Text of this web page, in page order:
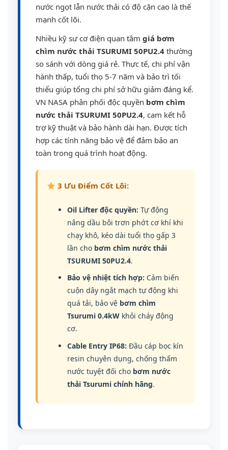
nước ngọt lẫn nước thải có độ cặn cao là thế
mạnh cốt lõi.
Nhiều kỹ sư cơ điện quan tâm giá bơm
chìm nước thải TSURUMI 50PU2.4 thường
so sánh với dòng giá rẻ. Thực tế, chi phí vận
hành thấp, tuổi thọ 5-7 năm và bảo trì tối
thiểu giúp tổng chi phí sở hữu giảm đáng kể.
VN NASA phân phối độc quyền bơm chìm
nước thải TSURUMI 50PU2.4, cam kết hỗ
trợ kỹ thuật và bảo hành dài hạn. Được tích
hợp các tính năng bảo vệ để đảm bảo an
toàn trong quá trình hoạt động.
3 Ưu Điểm Cốt Lõi:
Oil Lifter độc quyền: Tự động
nâng dầu bôi trơn phớt cơ khí khi
chạy khô, kéo dài tuổi thọ gấp 3
lần cho bơm chìm nước thải
TSURUMI 50PU2.4.
Bảo vệ nhiệt tích hợp: Cảm biến
cuộn dây ngắt mạch tự động khi
quá tải, bảo vệ bơm chìm
Tsurumi 0.4kW khỏi cháy động
cơ.
Cable Entry IP68: Đầu cáp bọc kín
resin chuyên dụng, chống thấm
nước tuyệt đối cho bơm nước
thải Tsurumi chính hãng.